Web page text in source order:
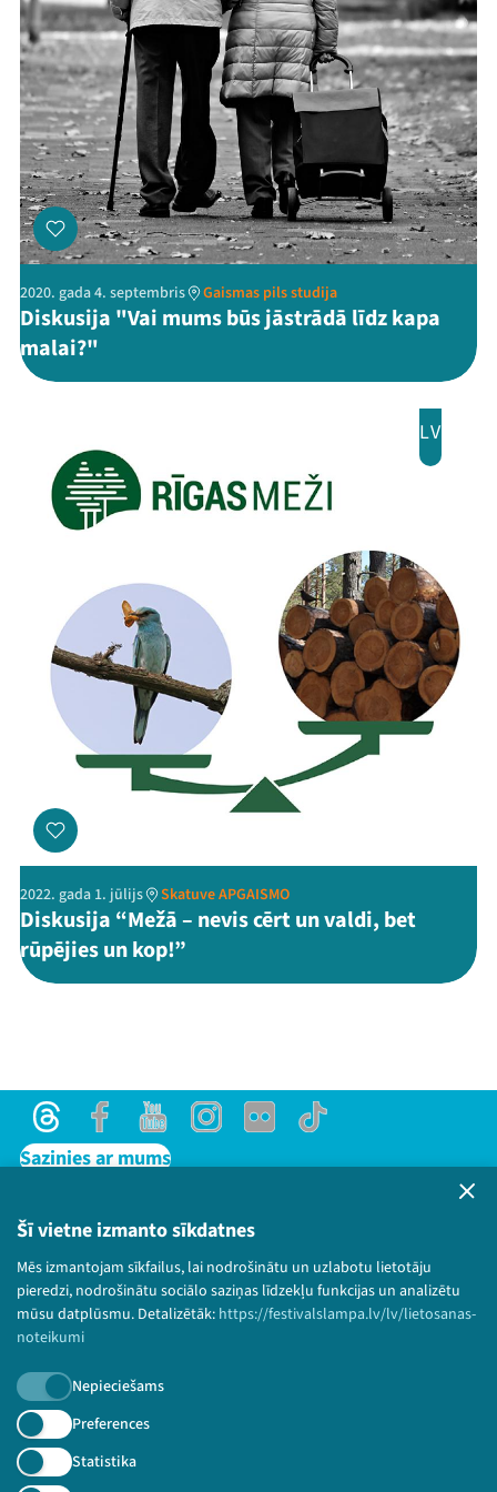
Šī vietne izmanto sīkdatnes
Mēs izmantojam sīkfailus, lai nodrošinātu un uzlabotu lietotāju
pieredzi, nodrošinātu sociālo saziņas līdzekļu funkcijas un analizētu
mūsu datplūsmu. Detalizētāk: https://festivalslampa.lv/lv/lietosanas-
noteikumi
Nepieciešams
Preferences
Statistika
ThreadsFacebookYoutube
X Instagram
Flick TikTok
2020. gada 4. septembris Gaismas pils studija
Diskusija "Vai mums būs jāstrādā līdz kapa
malai?"
LV
2022. gada 1. jūlijs Skatuve APGAISMO
Diskusija “Mežā – nevis cērt un valdi, bet
rūpējies un kop!”
ThreadsFacebookYoutubeInstagram
Flick TikTok
Sazinies ar mums
Lietošanas noteikumi un sīkdatņu politika
Bērnu aizsardzības politika
© 2026 Sarunu festivāls LAMPA Visas tiesības
paturētas.
Piesakies jaunumiem!
Nepalaid garām aktuālāko informāciju!